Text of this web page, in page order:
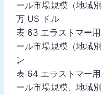
ール市場規模（地域
万 US ドル
表 63 エラストマー
ール市場規模（地域
ン
表 64 エラストマー
ール市場規模、地域